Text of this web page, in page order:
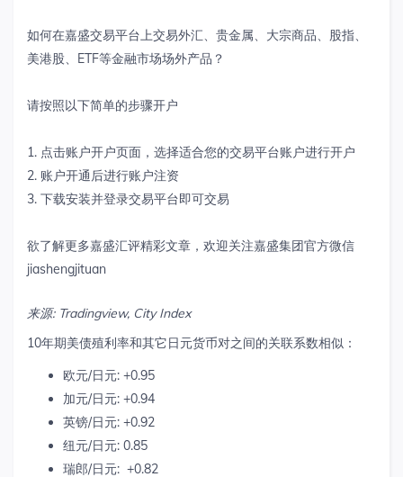
如何在嘉盛交易平台上交易外汇、贵金属、大宗商品、股指、
美港股、ETF等金融市场场外产品？
请按照以下简单的步骤开户
1. 点击账户开户页面，选择适合您的交易平台账户进行开户
2. 账户开通后进行账户注资
3. 下载安装并登录交易平台即可交易
欲了解更多嘉盛汇评精彩文章，欢迎关注嘉盛集团官方微信
jiashengjituan
来源: Tradingview, City Index
10年期美债殖利率和其它日元货币对之间的关联系数相似：
欧元/日元: +0.95
加元/日元: +0.94
英镑/日元: +0.92
纽元/日元: 0.85
瑞郎/日元: +0.82